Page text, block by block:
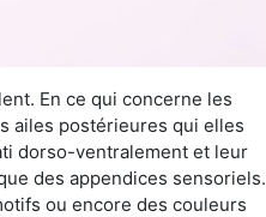
En ce qui concerne les
ailes postérieures qui elles
dorso-ventralement et leur
des appendices sensoriels.
ou encore des couleurs